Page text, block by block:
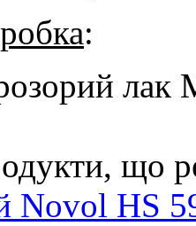
:
що
Novol НS